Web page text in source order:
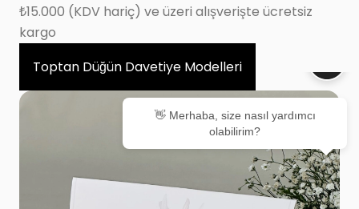
₺15.000 (KDV hariç) ve üzeri alışverişte ücretsiz
kargo
Toptan Düğün Davetiye Modelleri